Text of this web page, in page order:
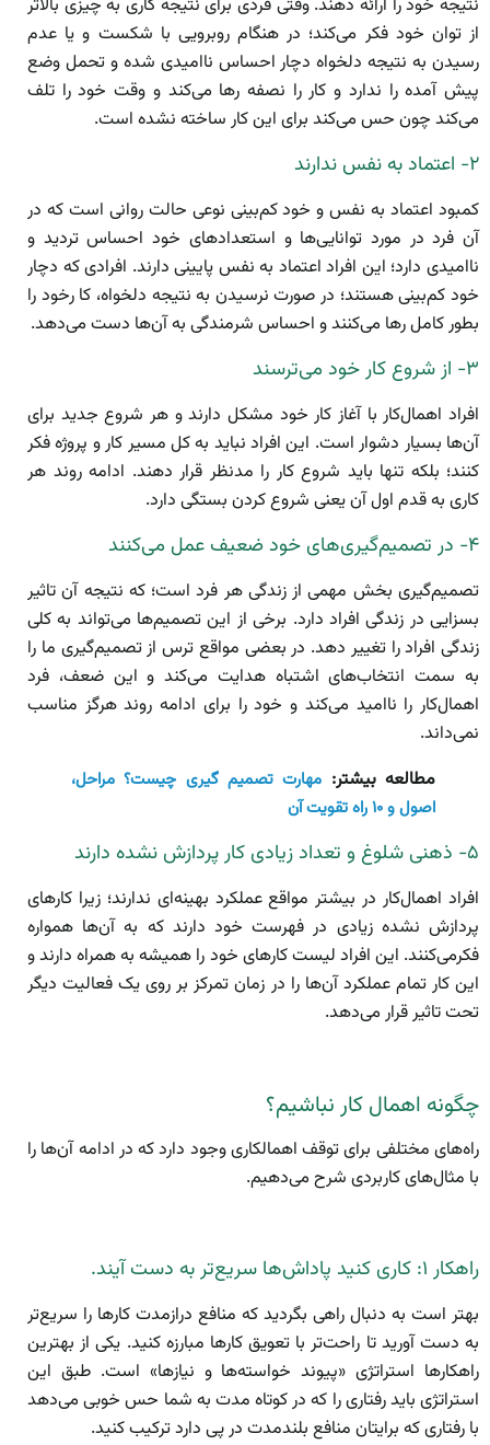
نتیجه خود را ارائه دهند. وقتی فردی برای نتیجه کاری به چیزی بالا‌تر
از توان خود فکر می‌کند؛ در هنگام روبرویی با شکست و یا عدم
رسیدن به نتیجه دلخواه دچار احساس نا‌امیدی شده و تحمل وضع
پیش آمده را ندارد و کار را نصفه رها می‌کند و وقت خود را تلف
می‌کند چون حس می‌کند برای این کار ساخته نشده است.
۲- اعتماد به نفس ندارند
کمبود اعتماد به نفس و خود کم‌بینی نوعی حالت روانی است که در
آن فرد در مورد توانایی‌ها و استعداد‌های خود احساس تردید و
ناامیدی دارد؛ این افراد اعتماد به نفس پایینی دارند. افرادی که دچار
خود کم‌بینی هستند؛ در صورت نرسیدن به نتیجه دلخواه، کا رخود را
بطور کامل رها می‌کنند و احساس شرمندگی به آن‌ها دست می‌دهد.
۳- از شروع کار خود می‌ترسند
افراد اهمال‌کار با آغاز کار خود مشکل دارند و هر شروع جدید برای
آن‌ها بسیار دشوار است. این افراد نباید به کل مسیر کار و پروژه فکر
کنند؛ بلکه تنها باید شروع کار را مدنظر قرار دهند. ادامه روند هر
کاری به قدم اول آن یعنی شروع کردن بستگی دارد.
۴- در تصمیم‌گیری‌های خود ضعیف عمل می‌کنند
تصمیم‌گیری بخش مهمی از زندگی هر فرد است؛ که نتیجه آن تاثیر
بسزایی در زندگی افراد دارد. برخی از این تصمیم‌ها می‌تواند به کلی
زندگی افراد را تغییر دهد. در بعضی مواقع ترس از تصمیم‌گیری ما را
به سمت انتخاب‌های اشتباه هدایت می‌کند و این ضعف، فرد
اهمال‌کار را نا‌امید می‌کند و خود را برای ادامه روند هرگز مناسب
نمی‌داند.
مطالعه بیشتر: مهارت تصمیم گیری چیست؟ مراحل،
اصول و ۱۰ راه تقویت آن
۵- ذهنی شلوغ و تعداد زیادی کار پردازش نشده دارند
افراد اهمال‌کار در بیشتر مواقع عملکرد بهینه‌ای ندارند؛ زیرا کار‌های
پردازش نشده زیادی در فهرست خود دارند که به آن‌ها همواره
فکرمی‌کنند. این افراد لیست کار‌های خود را همیشه به همراه دارند و
این کار تمام عملکرد آن‌ها را در زمان تمرکز بر روی یک فعالیت دیگر
تحت تاثیر قرار می‌دهد.
چگونه اهمال کار نباشیم؟
راه‌های مختلفی برای توقف اهمالکاری وجود دارد که در ادامه آن‌ها را
با مثال‌های کاربردی شرح می‌دهیم.
راهکار ۱: کاری کنید پاداش‌ها سریع‌تر به دست آیند.
بهتر است به دنبال راهی بگردید که منافع درازمدت کارها را سریع‌تر
به دست آورید تا راحت‌تر با تعویق کارها مبارزه کنید. یکی از بهترین
راهکارها استراتژی «پیوند خواسته‌ها و نیازها» است. طبق این
استراتژی باید رفتاری را که در کوتاه مدت به شما حس خوبی می‌دهد
با رفتاری که برایتان منافع بلندمدت در پی دارد ترکیب کنید.